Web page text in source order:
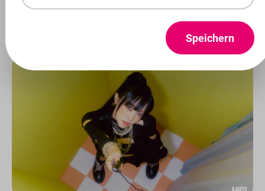
Speichern